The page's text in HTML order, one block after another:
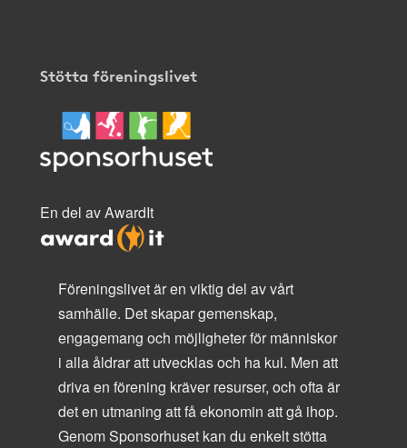
Stötta föreningslivet
En del av AwardIt
Föreningslivet är en viktig del av vårt
samhälle. Det skapar gemenskap,
engagemang och möjligheter för människor
i alla åldrar att utvecklas och ha kul. Men att
driva en förening kräver resurser, och ofta är
det en utmaning att få ekonomin att gå ihop.
Genom Sponsorhuset kan du enkelt stötta